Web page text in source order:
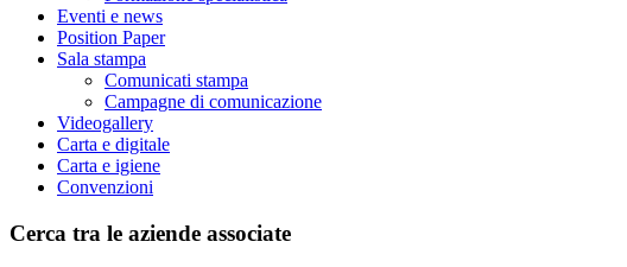
Eventi e news
Position Paper
Sala stampa
Comunicati stampa
Campagne di comunicazione
Videogallery
Carta e digitale
Carta e igiene
Convenzioni
Cerca tra le aziende associate